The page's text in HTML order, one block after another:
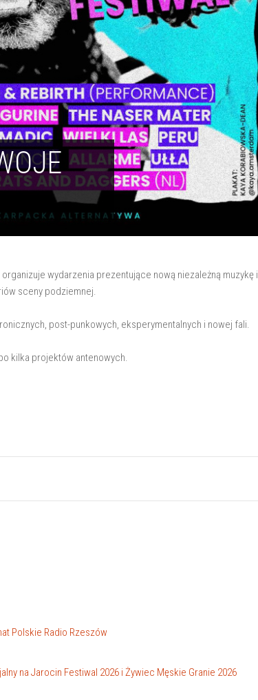
wydarzenia prezentujące nową niezależną muzykę i
sceny podziemnej.
post-punkowych, eksperymentalnych i nowej fali.
kilka projektów antenowych.
Polskie Radio Rzeszów
na Jarocin Festiwal 2026 i Żywiec Męskie Granie 2026